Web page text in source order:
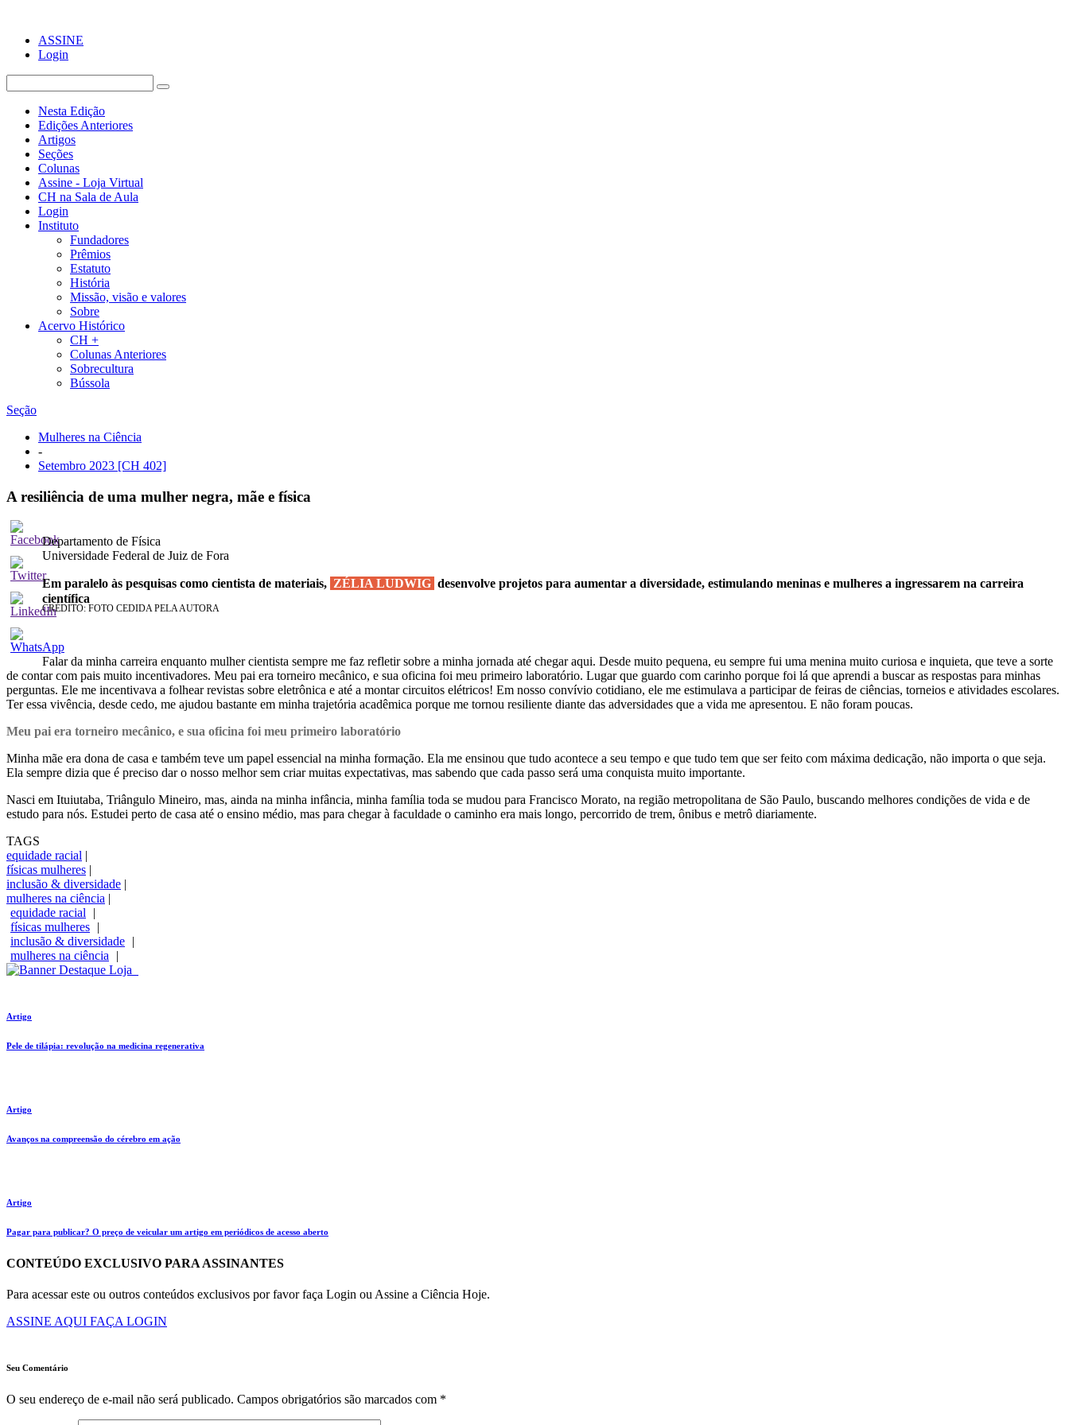
ASSINE
Login
Nesta Edição
Edições Anteriores
Artigos
Seções
Colunas
Assine - Loja Virtual
CH na Sala de Aula
Login
Instituto
Fundadores
Prêmios
Estatuto
História
Missão, visão e valores
Sobre
Acervo Histórico
CH +
Colunas Anteriores
Sobrecultura
Bússola
Seção
Mulheres na Ciência
-
Setembro 2023 [CH 402]
A resiliência de uma mulher negra, mãe e física
Departamento de Física
Universidade Federal de Juiz de Fora
Em paralelo às pesquisas como cientista de materiais, ZÉLIA LUDWIG desenvolve projetos para aumentar a diversidade, estimulando meninas e mulheres a ingressarem na carreira
científica
CRÉDITO: FOTO CEDIDA PELA AUTORA
Falar da minha carreira enquanto mulher cientista sempre me faz refletir sobre a minha jornada até chegar aqui. Desde muito pequena, eu sempre fui uma menina muito curiosa e inquieta, que teve a sorte
de contar com pais muito incentivadores. Meu pai era torneiro mecânico, e sua oficina foi meu primeiro laboratório. Lugar que guardo com carinho porque foi lá que aprendi a buscar as respostas para minhas
perguntas. Ele me incentivava a folhear revistas sobre eletrônica e até a montar circuitos elétricos! Em nosso convívio cotidiano, ele me estimulava a participar de feiras de ciências, torneios e atividades escolares.
Ter essa vivência, desde cedo, me ajudou bastante em minha trajetória acadêmica porque me tornou resiliente diante das adversidades que a vida me apresentou. E não foram poucas.
Meu pai era torneiro mecânico, e sua oficina foi meu primeiro laboratório
Minha mãe era dona de casa e também teve um papel essencial na minha formação. Ela me ensinou que tudo acontece a seu tempo e que tudo tem que ser feito com máxima dedicação, não importa o que seja.
Ela sempre dizia que é preciso dar o nosso melhor sem criar muitas expectativas, mas sabendo que cada passo será uma conquista muito importante.
Nasci em Ituiutaba, Triângulo Mineiro, mas, ainda na minha infância, minha família toda se mudou para Francisco Morato, na região metropolitana de São Paulo, buscando melhores condições de vida e de
estudo para nós. Estudei perto de casa até o ensino médio, mas para chegar à faculdade o caminho era mais longo, percorrido de trem, ônibus e metrô diariamente.
TAGS
equidade racial |
físicas mulheres |
inclusão & diversidade |
mulheres na ciência |
equidade racial |
físicas mulheres |
inclusão & diversidade |
mulheres na ciência |
Artigo
Pele de tilápia: revolução na medicina regenerativa
Artigo
Avanços na compreensão do cérebro em ação
Artigo
Pagar para publicar? O preço de veicular um artigo em periódicos de acesso aberto
CONTEÚDO EXCLUSIVO PARA ASSINANTES
Para acessar este ou outros conteúdos exclusivos por favor faça Login ou Assine a Ciência Hoje.
ASSINE AQUI FAÇA LOGIN
Seu Comentário
O seu endereço de e-mail não será publicado. Campos obrigatórios são marcados com *